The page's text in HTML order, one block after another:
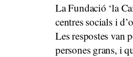
La Fundació ‘la
centres socials i
Les respostes van
persones grans, i